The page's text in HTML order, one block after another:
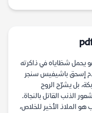
يحمل شظاياه في ذاكرته
إسحق باشيفيس سنجر
بل يشرّح الروح
الذنب القاتل بالنجاة.
الملاذ الأخير للخلاص،